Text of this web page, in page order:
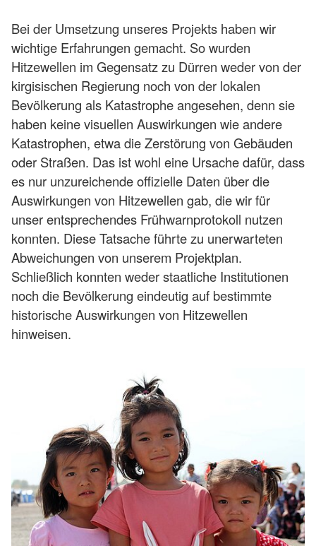
Bei der Umsetzung unseres Projekts haben wir
wichtige Erfahrungen gemacht. So wurden
Hitzewellen im Gegensatz zu Dürren weder von der
kirgisischen Regierung noch von der lokalen
Bevölkerung als Katastrophe angesehen, denn sie
haben keine visuellen Auswirkungen wie andere
Katastrophen, etwa die Zerstörung von Gebäuden
oder Straßen. Das ist wohl eine Ursache dafür, dass
es nur unzureichende offizielle Daten über die
Auswirkungen von Hitzewellen gab, die wir für
unser entsprechendes Frühwarnprotokoll nutzen
konnten. Diese Tatsache führte zu unerwarteten
Abweichungen von unserem Projektplan.
Schließlich konnten weder staatliche Institutionen
noch die Bevölkerung eindeutig auf bestimmte
historische Auswirkungen von Hitzewellen
hinweisen.